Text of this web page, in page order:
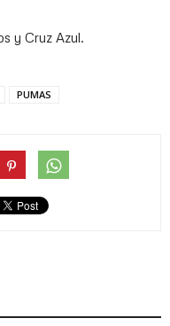
y Cruz Azul.
PUMAS